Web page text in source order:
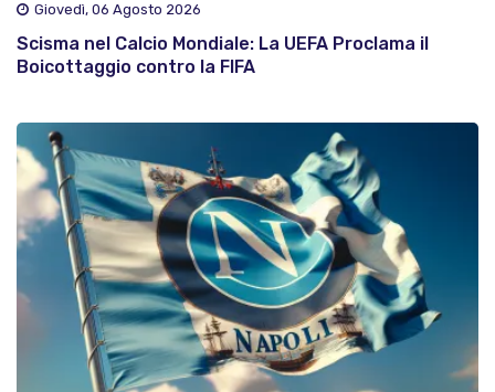
Giovedì, 06 Agosto 2026
Scisma nel Calcio Mondiale: La UEFA Proclama il
Boicottaggio contro la FIFA